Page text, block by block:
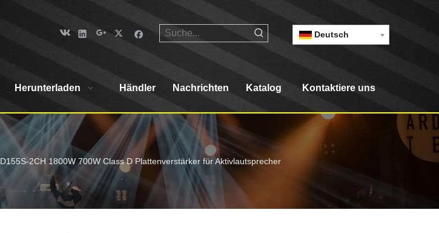
Deutsch
Herunterladen Händler Nachrichten Katalog Kontaktiere uns
D155S-2CH 1800W 700W Class D Plattenverstärker für Aktivlautsprecher